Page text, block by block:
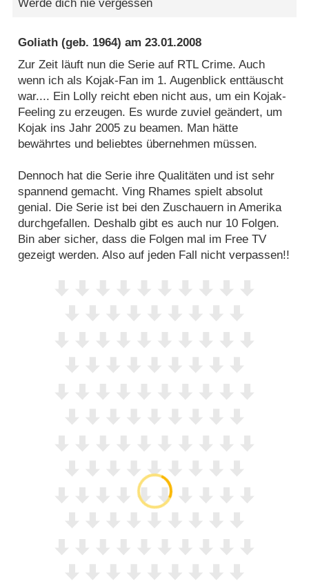
Werde dich nie vergessen
Goliath (geb. 1964) am23.01.2008
Zur Zeit läuft nun die Serie auf RTL Crime. Auch
wenn ich als Kojak-Fan im 1. Augenblick enttäuscht
war.... Ein Lolly reicht eben nicht aus, um ein Kojak-
Feeling zu erzeugen. Es wurde zuviel geändert, um
Kojak ins Jahr 2005 zu beamen. Man hätte
bewährtes und beliebtes übernehmen müssen.
Dennoch hat die Serie ihre Qualitäten und ist sehr
spannend gemacht. Ving Rhames spielt absolut
genial. Die Serie ist bei den Zuschauern in Amerika
durchgefallen. Deshalb gibt es auch nur 10 Folgen.
Bin aber sicher, dass die Folgen mal im Free TV
gezeigt werden. Also auf jeden Fall nicht verpassen!!